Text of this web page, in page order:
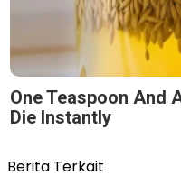
One Teaspoon And
Die Instantly
Berita Terkait